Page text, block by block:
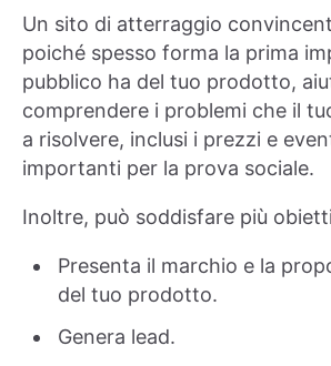
Un sito di atterraggio
poiché spesso forma la prima
pubblico ha del tuo prodotto,
comprendere i problemi che il
a risolvere, inclusi i prezzi e
importanti per la prova sociale.
Inoltre, può soddisfare più
Presenta il marchio e la
del tuo prodotto.
Genera lead.